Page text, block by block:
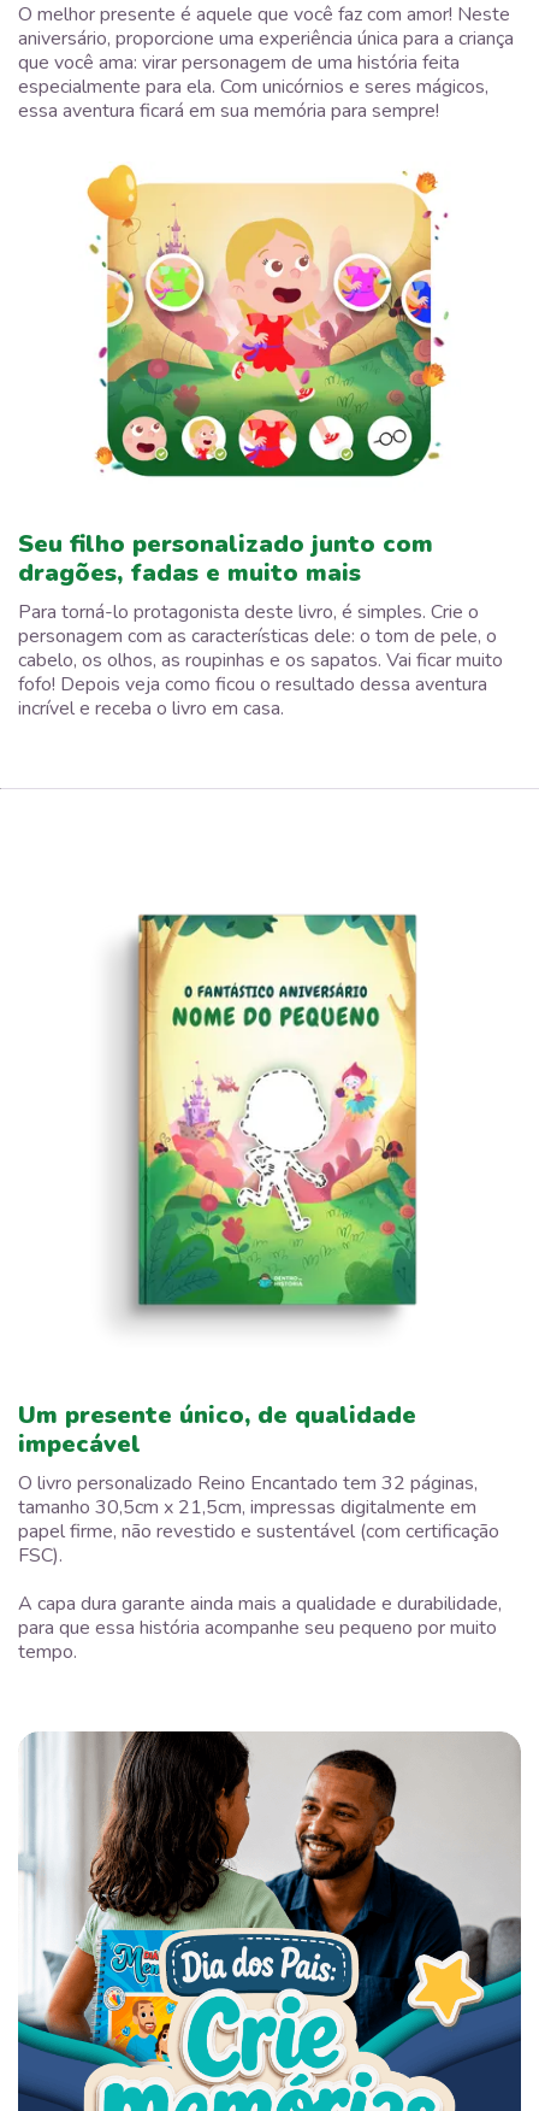
O melhor presente é aquele que você faz com amor! Neste
aniversário, proporcione uma experiência única para a criança
que você ama: virar personagem de uma história feita
especialmente para ela. Com unicórnios e seres mágicos,
essa aventura ficará em sua memória para sempre!
Seu filho personalizado junto com
dragões, fadas e muito mais
Para torná-lo protagonista deste livro, é simples. Crie o
personagem com as características dele: o tom de pele, o
cabelo, os olhos, as roupinhas e os sapatos. Vai ficar muito
fofo! Depois veja como ficou o resultado dessa aventura
incrível e receba o livro em casa.
Um presente único, de qualidade
impecável
O livro personalizado Reino Encantado tem 32 páginas,
tamanho 30,5cm x 21,5cm, impressas digitalmente em
papel firme, não revestido e sustentável (com certificação
FSC).
A capa dura garante ainda mais a qualidade e durabilidade,
para que essa história acompanhe seu pequeno por muito
tempo.